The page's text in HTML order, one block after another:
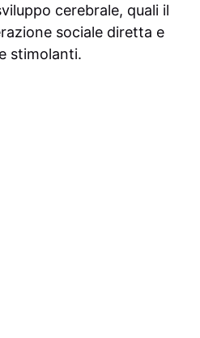
cerebrale, quali il
sociale diretta e
stimolanti.